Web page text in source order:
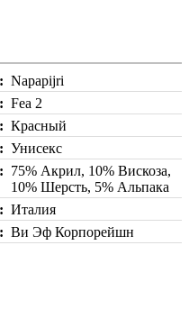
Napapijri
Fea 2
Красный
Унисекс
75% Акрил, 10% Вискоза,
10% Шерсть, 5% Альпака
Италия
Ви Эф Корпорейшн